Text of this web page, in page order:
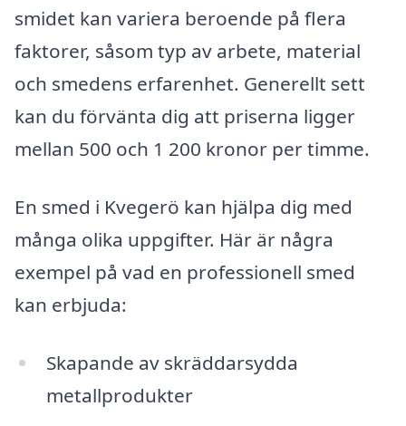
smidet kan variera beroende på flera
faktorer, såsom typ av arbete, material
och smedens erfarenhet. Generellt sett
kan du förvänta dig att priserna ligger
mellan 500 och 1 200 kronor per timme.
En smed i Kvegerö kan hjälpa dig med
många olika uppgifter. Här är några
exempel på vad en professionell smed
kan erbjuda:
Skapande av skräddarsydda
metallprodukter